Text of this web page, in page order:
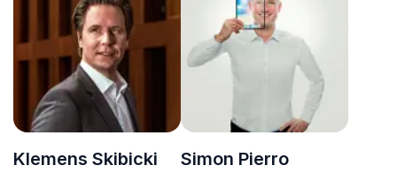
Klemens Skibicki Simon Pierro